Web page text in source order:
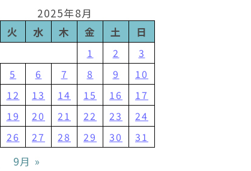
2025年8月
火 水 木 金 土 日
1 2
3
5 6 7 8 9
10
12 13 14 15 16
17
19 20 21 22 23
24
26 27 28 29 30 31
9月 »